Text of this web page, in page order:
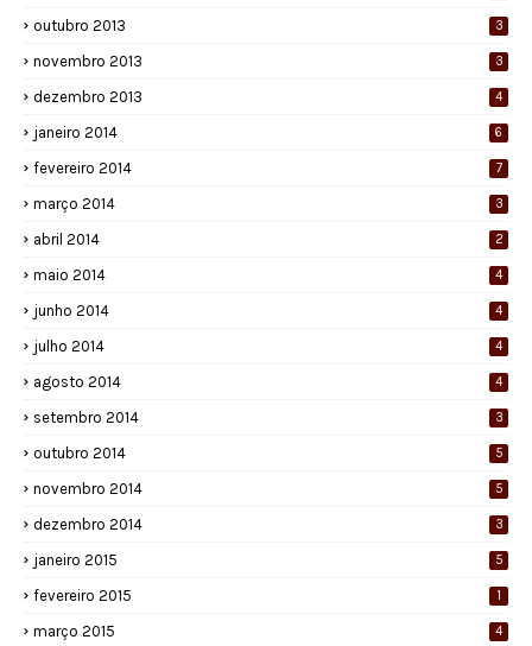
outubro 2013 3
novembro 2013 3
dezembro 2013 4
janeiro 2014 6
fevereiro 2014 7
março 2014 3
abril 2014 2
maio 2014 4
junho 2014 4
julho 2014 4
agosto 2014 4
setembro 2014 3
outubro 2014 5
novembro 2014 5
dezembro 2014 3
janeiro 2015 5
fevereiro 2015 1
março 2015 4